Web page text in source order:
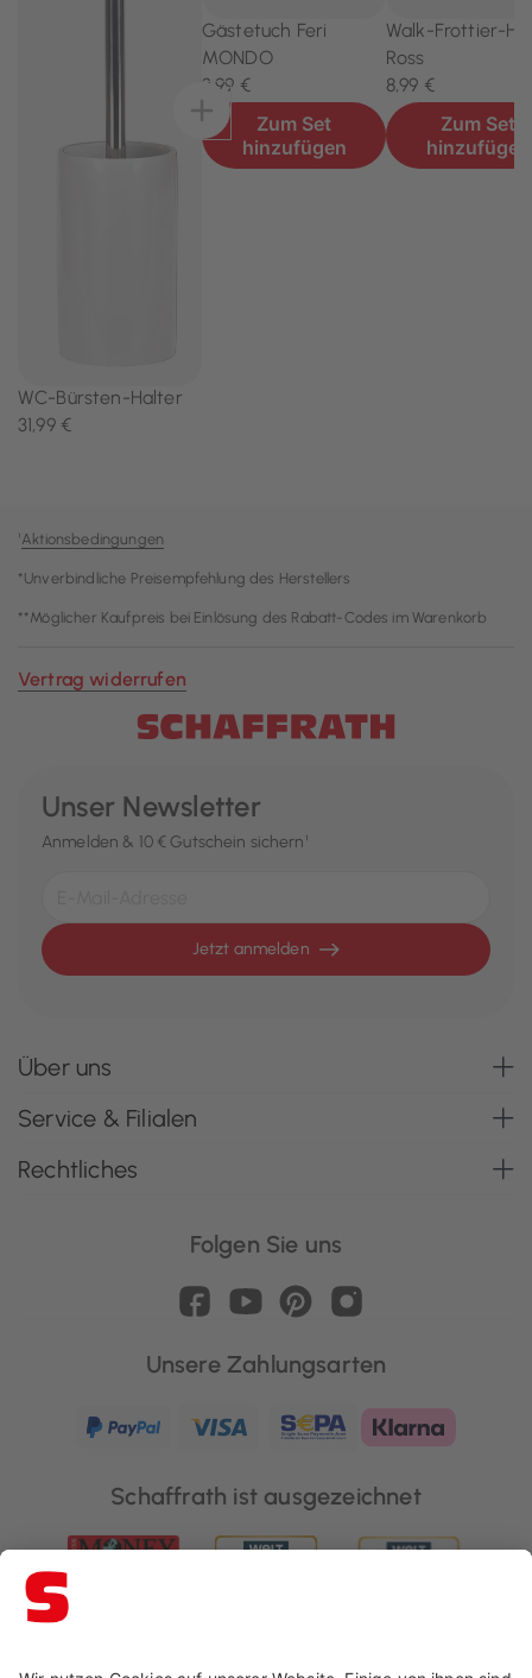
¹Aktionsbedingungen
*Unverbindliche Preisempfehlung des Herstellers
**Möglicher Kaufpreis bei Einlösung des Rabatt-Codes im Warenkorb
Vertrag widerrufen
Unser Newsletter
Anmelden & 10 € Gutschein sichern¹
Jetzt anmelden
Über uns
Service & Filialen
Rechtliches
Folgen Sie uns
Unsere Zahlungsarten
Schaffrath ist ausgezeichnet